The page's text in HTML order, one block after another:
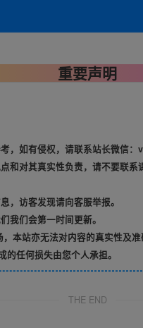
重要声明
，如有侵权，请联系站长微信：
和对其真实性负责，请不要联
，访客发现请向客服举报。
我们会第一时间更新。
本站亦无法对内容的真实性及
任何损失由您个人承担。
THE END